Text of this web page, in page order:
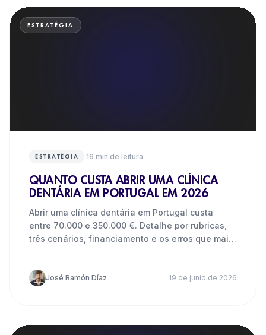
ESTRATÉGIA
ESTRATÉGIA ·16 min de leitura
QUANTO CUSTA ABRIR UMA CLÍNICA
DENTÁRIA EM PORTUGAL EM 2026
Abrir uma clínica dentária em Portugal custa
entre 70.000 e 350.000 €. Detalhe por rubricas,
três cenários, financiamento e os erros que mais
José Ramón Díaz 19 de junio de 2026